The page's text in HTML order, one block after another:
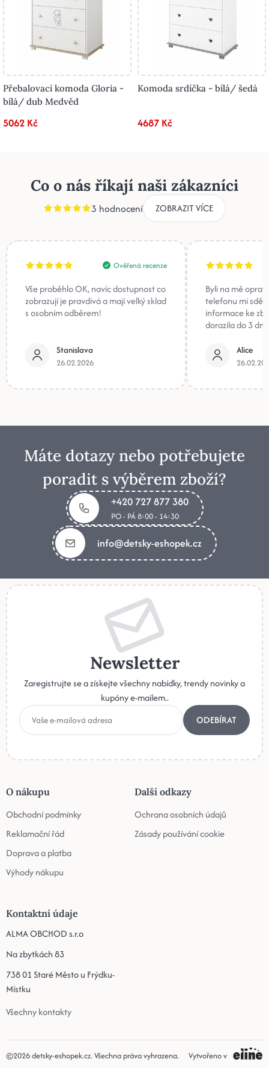
Přebalovací komoda Gloria -
bílá/ dub Medvěd
5062 Kč
Komoda srdíčka - bílá/ šedá
4687 Kč
Co o nás říkají naši zákazníci
3 hodnocení ZOBRAZIT VÍCE
Ověřená recenze
Vše proběhlo OK, navíc dostupnost co
zobrazují je pravdivá a mají velký sklad
s osobním odběrem!
Stanislava
26.02.2026
Byli na mě
telefonu mi
informace ke
dorazila do 3
Alice
Máte dotazy nebo potřebujete
poradit s výběrem zboží?
+420 727 877 380
PO - PÁ 8:00 - 14:30
info@detsky-eshopek.cz
Newsletter
Zaregistrujte se a získejte všechny nabídky, trendy novinky a
kupóny e-mailem..
ODEBÍRAT
O nákupu
Obchodní podmínky
Reklamační řád
Doprava a platba
Výhody nákupu
Další odkazy
Ochrana osobních údajů
Zásady používání cookie
Kontaktní údaje
ALMA OBCHOD s.r.o
Na zbytkách 83
738 01 Staré Město u Frýdku-
Místku
Všechny kontakty
©2026detsky-eshopek.cz. Všechna práva vyhrazena. Vytvořeno v